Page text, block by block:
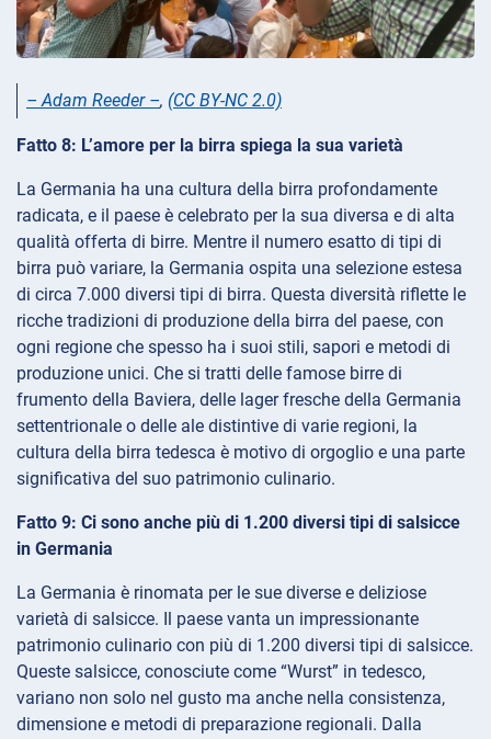
– Adam Reeder –, (CC BY-NC 2.0)
Fatto 8: L’amore per la birra spiega la sua varietà
La Germania ha una cultura della birra profondamente
radicata, e il paese è celebrato per la sua diversa e di alta
qualità offerta di birre. Mentre il numero esatto di tipi di
birra può variare, la Germania ospita una selezione estesa
di circa 7.000 diversi tipi di birra. Questa diversità riflette le
ricche tradizioni di produzione della birra del paese, con
ogni regione che spesso ha i suoi stili, sapori e metodi di
produzione unici. Che si tratti delle famose birre di
frumento della Baviera, delle lager fresche della Germania
settentrionale o delle ale distintive di varie regioni, la
cultura della birra tedesca è motivo di orgoglio e una parte
significativa del suo patrimonio culinario.
Fatto 9: Ci sono anche più di 1.200 diversi tipi di salsicce
in Germania
La Germania è rinomata per le sue diverse e deliziose
varietà di salsicce. Il paese vanta un impressionante
patrimonio culinario con più di 1.200 diversi tipi di salsicce.
Queste salsicce, conosciute come “Wurst” in tedesco,
variano non solo nel gusto ma anche nella consistenza,
dimensione e metodi di preparazione regionali. Dalla